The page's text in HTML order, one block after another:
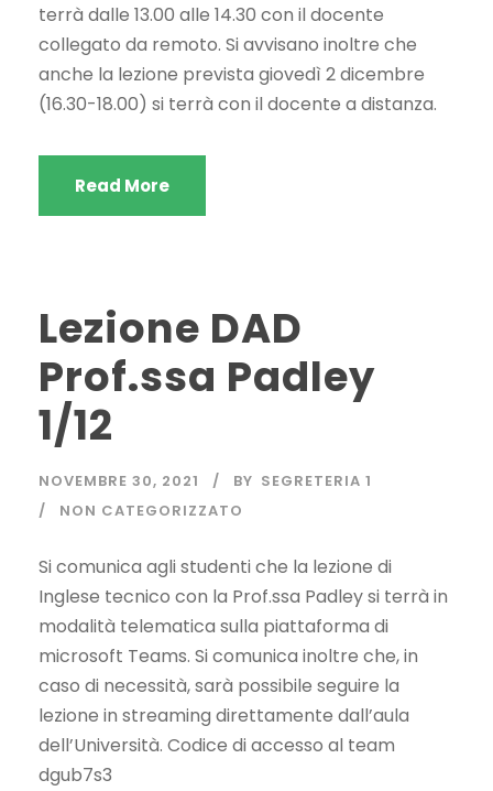
terrà dalle 13.00 alle 14.30 con il docente
collegato da remoto. Si avvisano inoltre che
anche la lezione prevista giovedì 2 dicembre
(16.30-18.00) si terrà con il docente a distanza.
Read More
Lezione DAD
Prof.ssa Padley
1/12
NOVEMBRE 30, 2021 BY SEGRETERIA 1
NON CATEGORIZZATO
Si comunica agli studenti che la lezione di
Inglese tecnico con la Prof.ssa Padley si terrà in
modalità telematica sulla piattaforma di
microsoft Teams. Si comunica inoltre che, in
caso di necessità, sarà possibile seguire la
lezione in streaming direttamente dall’aula
dell’Università. Codice di accesso al team
dgub7s3